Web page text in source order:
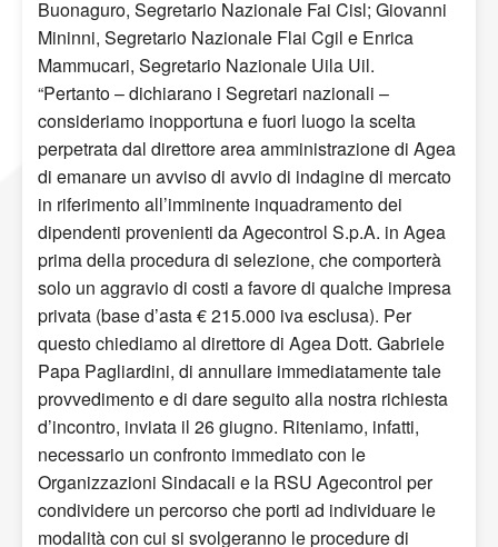
Buonaguro, Segretario Nazionale Fai Cisl; Giovanni
Mininni, Segretario Nazionale Flai Cgil e Enrica
Mammucari, Segretario Nazionale Uila Uil.
“Pertanto – dichiarano i Segretari nazionali –
consideriamo inopportuna e fuori luogo la scelta
perpetrata dal direttore area amministrazione di Agea
di emanare un avviso di avvio di indagine di mercato
in riferimento all’imminente inquadramento dei
dipendenti provenienti da Agecontrol S.p.A. in Agea
prima della procedura di selezione, che comporterà
solo un aggravio di costi a favore di qualche impresa
privata (base d’asta € 215.000 iva esclusa). Per
questo chiediamo al direttore di Agea Dott. Gabriele
Papa Pagliardini, di annullare immediatamente tale
provvedimento e di dare seguito alla nostra richiesta
d’incontro, inviata il 26 giugno. Riteniamo, infatti,
necessario un confronto immediato con le
Organizzazioni Sindacali e la RSU Agecontrol per
condividere un percorso che porti ad individuare le
modalità con cui si svolgeranno le procedure di